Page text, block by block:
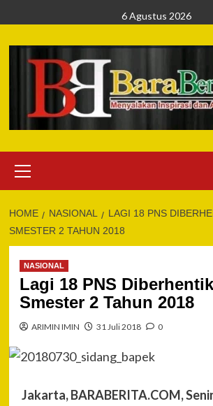
to
content
6 Agustus 2026
Menu
HOME NASIONAL
LAGI 18 PNS
SMESTER 2 TAHUN 2018
NASIONAL
Lagi 18 PNS
Smester 2 Tahun 2018
ARIMIN IMIN 31 Juli 2018 0
Jakarta, BARABERITA.COM,